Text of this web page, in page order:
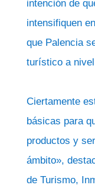
intención de
intensifiquen
que Palencia
turístico a
Ciertamente
básicas para
productos y
ámbito»,
de Turismo,